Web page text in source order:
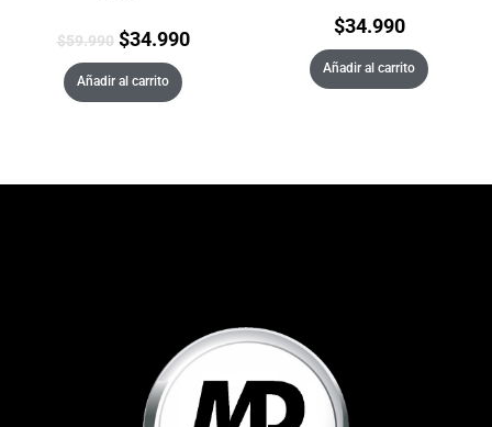
$59.990 $34.990
Añadir al carrito
$34.990
Añadir al carrito